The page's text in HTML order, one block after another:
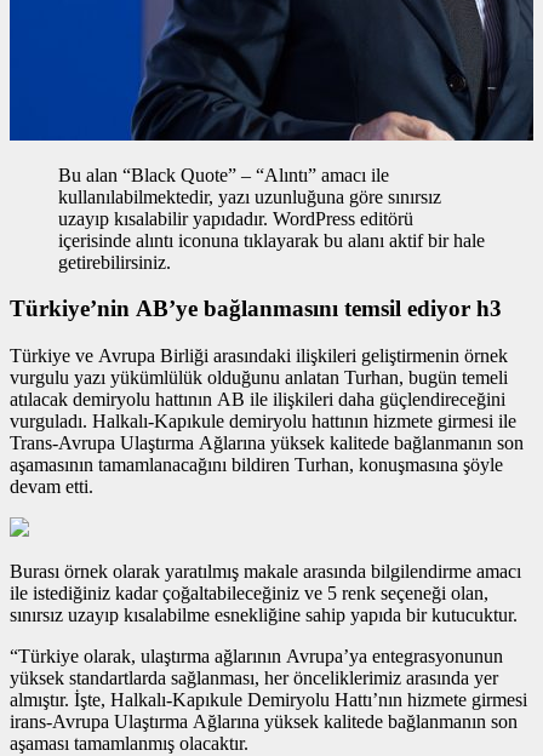
Bu alan “Black Quote” – “Alıntı” amacı ile
kullanılabilmektedir, yazı uzunluğuna göre sınırsız
uzayıp kısalabilir yapıdadır. WordPress editörü
içerisinde alıntı iconuna tıklayarak bu alanı aktif bir hale
getirebilirsiniz.
Türkiye’nin AB’ye bağlanmasını temsil ediyor h3
Türkiye ve Avrupa Birliği arasındaki ilişkileri geliştirmenin örnek
vurgulu yazı yükümlülük olduğunu anlatan Turhan, bugün temeli
atılacak demiryolu hattının AB ile ilişkileri daha güçlendireceğini
vurguladı. Halkalı-Kapıkule demiryolu hattının hizmete girmesi ile
Trans-Avrupa Ulaştırma Ağlarına yüksek kalitede bağlanmanın son
aşamasının tamamlanacağını bildiren Turhan, konuşmasına şöyle
devam etti.
Burası örnek olarak yaratılmış makale arasında bilgilendirme amacı
ile istediğiniz kadar çoğaltabileceğiniz ve 5 renk seçeneği olan,
sınırsız uzayıp kısalabilme esnekliğine sahip yapıda bir kutucuktur.
“Türkiye olarak, ulaştırma ağlarının Avrupa’ya entegrasyonunun
yüksek standartlarda sağlanması, her önceliklerimiz arasında yer
almıştır. İşte, Halkalı-Kapıkule Demiryolu Hattı’nın hizmete girmesi
irans-Avrupa Ulaştırma Ağlarına yüksek kalitede bağlanmanın son
aşaması tamamlanmış olacaktır.